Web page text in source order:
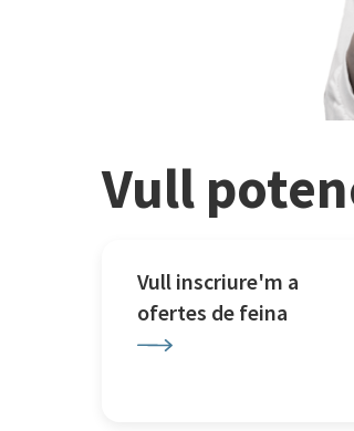
Vull
Vull inscriure'm a
ofertes de feina